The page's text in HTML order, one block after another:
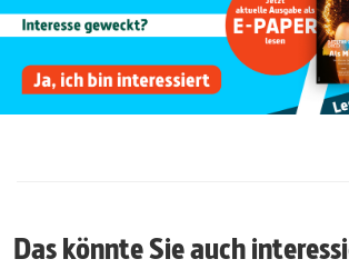
Das könnte Sie auch